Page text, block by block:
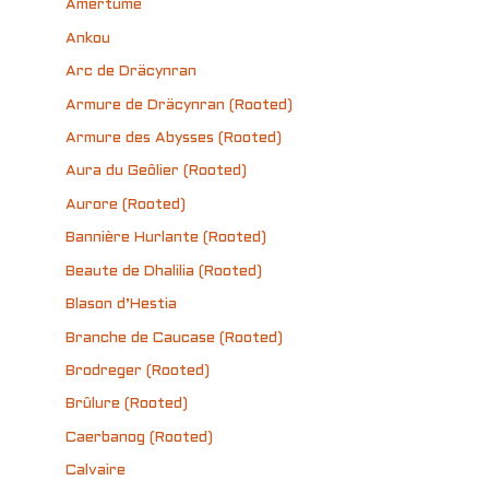
Amertume
Ankou
Arc de Dräcynran
Armure de Dräcynran (Rooted)
Armure des Abysses (Rooted)
Aura du Geôlier (Rooted)
Aurore (Rooted)
Bannière Hurlante (Rooted)
Beaute de Dhalilia (Rooted)
Blason d’Hestia
Branche de Caucase (Rooted)
Brodreger (Rooted)
Brûlure (Rooted)
Caerbanog (Rooted)
Calvaire